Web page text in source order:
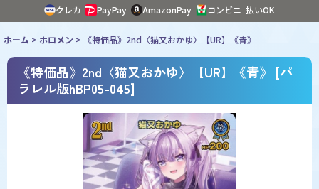
クレカ
PayPay AmazonPay コンビニ 払いOK
ホーム > ホロメン > 《特価品》2nd〈猫又おかゆ〉【UR】《青》
《特価品》2nd〈猫又おかゆ〉【UR】《青》 [パ
ラレル版hBP05-045]